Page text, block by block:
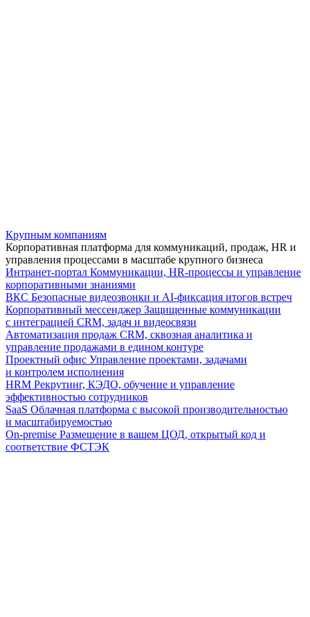
Крупным компаниям
Корпоративная платформа для коммуникаций, продаж, HR и
управления процессами в масштабе крупного бизнеса
Интранет-портал Коммуникации, HR-процессы и управление
корпоративными знаниями
ВКС Безопасные видеозвонки и AI-фиксация итогов встреч
Корпоративный мессенджер Защищенные коммуникации
с интеграцией CRM, задач и видеосвязи
Автоматизация продаж CRM, сквозная аналитика и
управление продажами в едином контуре
Проектный офис Управление проектами, задачами
и контролем исполнения
HRM Рекрутинг, КЭДО, обучение и управление
эффективностью сотрудников
SaaS Облачная платформа с высокой производительностью
и масштабируемостью
On-premise Размещение в вашем ЦОД, открытый код и
соответствие ФСТЭК